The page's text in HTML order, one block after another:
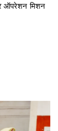
ऑपरेशन मिशन